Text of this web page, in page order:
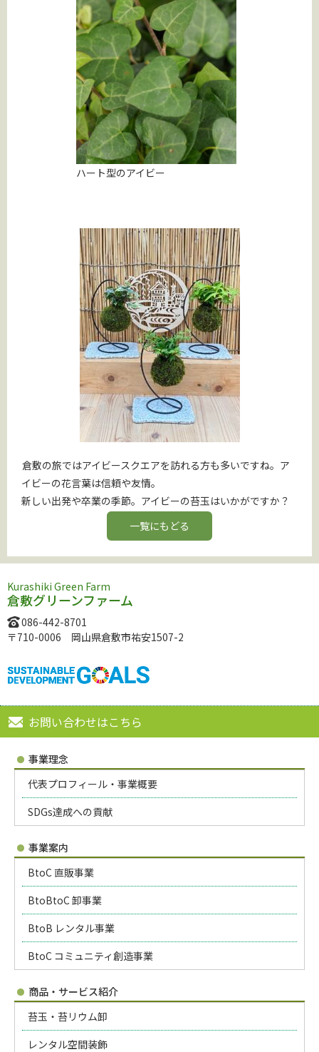
ハート型のアイビー
倉敷の旅ではアイビースクエアを訪れる方も多いですね。ア
イビーの花言葉は信頼や友情。
新しい出発や卒業の季節。アイビーの苔玉はいかがですか？
一覧にもどる
Kurashiki Green Farm
倉敷グリーンファーム
086-442-8701
〒710-0006 岡山県倉敷市祐安1507-2
お問い合わせはこちら
事業理念
代表プロフィール・事業概要
SDGs達成への貢献
事業案内
BtoC 直販事業
BtoBtoC 卸事業
BtoB レンタル事業
BtoC コミュニティ創造事業
商品・サービス紹介
苔玉・苔リウム卸
レンタル空間装飾